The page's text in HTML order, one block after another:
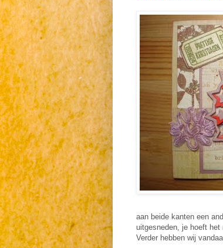
aan beide kanten een
uitgesneden, je hoeft
Verder hebben wij